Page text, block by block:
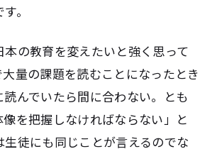
。
の教育を変えたいと強く思って
量の課題を読むことになったとき
んでいたら間に合わない。とも
を把握しなければならない」と
徒にも同じことが言えるのでな